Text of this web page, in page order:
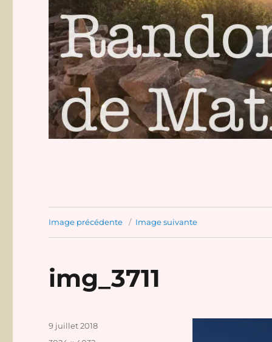
Image précédente Image suivante
img_3711
Publié
le
9 juillet 2018